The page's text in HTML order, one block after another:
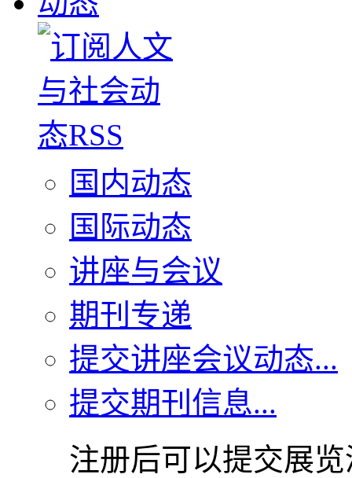
国内动态
国际动态
讲座与会议
期刊专递
提交讲座会议动态...
提交期刊信息...
注册后可以提交展